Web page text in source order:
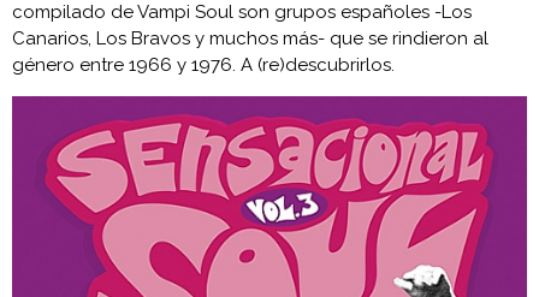
compilado de Vampi Soul son grupos españoles -Los
Canarios, Los Bravos y muchos más- que se rindieron al
género entre 1966 y 1976. A (re)descubrirlos.